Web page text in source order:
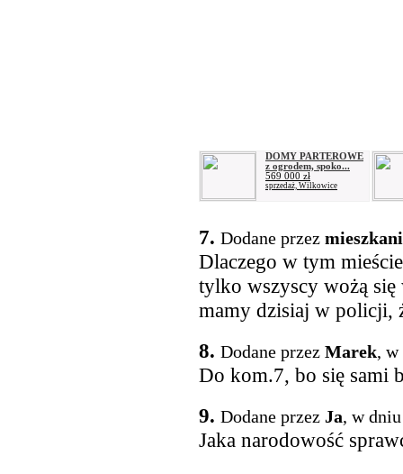
DOMY PARTEROWE
z ogrodem, spoko...
569 000 zł
sprzedaż, Wilkowice
7. Dodane przez
Dlaczego w tym
tylko wszyscy wożą się
mamy dzisiaj w policji,
8. Dodane przez Marek, w
Do kom.7, bo się sami
9. Dodane przez Ja, w
Jaka narodowość